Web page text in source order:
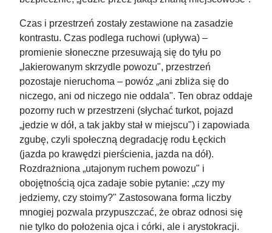
Czas i przestrzeń zostały zestawione na zasadzie
kontrastu. Czas podlega ruchowi (upływa) –
promienie słoneczne przesuwają się do tyłu po
„lakierowanym skrzydle powozu", przestrzeń
pozostaje nieruchoma – powóz „ani zbliża się do
niczego, ani od niczego nie oddala". Ten obraz oddaje
pozorny ruch w przestrzeni (słychać turkot, pojazd
„jedzie w dół, a tak jakby stał w miejscu") i zapowiada
zgubę, czyli społeczną degradację rodu Łęckich
(jazda po krawędzi pierścienia, jazda na dół).
Rozdrażniona „utajonym ruchem powozu" i
obojętnością ojca zadaje sobie pytanie: „czy my
jedziemy, czy stoimy?" Zastosowana forma liczby
mnogiej pozwala przypuszczać, że obraz odnosi się
nie tylko do położenia ojca i córki, ale i arystokracji.